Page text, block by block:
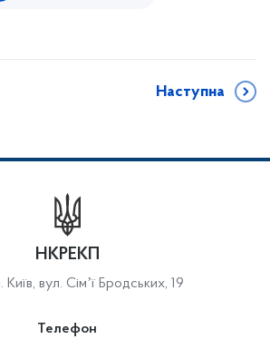
Наступна
НКРЕКП
вул. Сімʼї Бродських, 19
Телефон